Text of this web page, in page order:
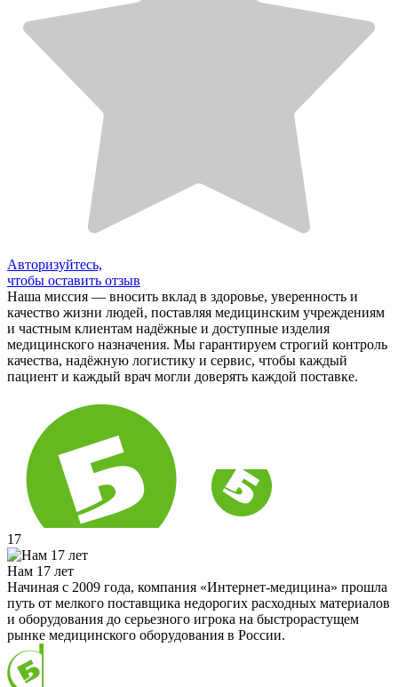
Авторизуйтесь,
чтобы оставить отзыв
Наша миссия — вносить вклад в здоровье, уверенность и
качество жизни людей, поставляя медицинским учреждениям
и частным клиентам надёжные и доступные изделия
медицинского назначения. Мы гарантируем строгий контроль
качества, надёжную логистику и сервис, чтобы каждый
пациент и каждый врач могли доверять каждой поставке.
17
Нам 17 лет
Начиная с 2009 года, компания «Интернет-медицина» прошла
путь от мелкого поставщика недорогих расходных материалов
и оборудования до серьезного игрока на быстрорастущем
рынке медицинского оборудования в России.